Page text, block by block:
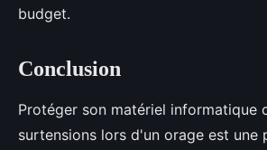
budget.
Conclusion
Protéger son matériel informatique
surtensions lors d'un orage est une